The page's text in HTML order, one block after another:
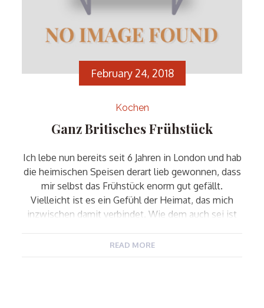
February 24, 2018
Kochen
Ganz Britisches Frühstück
Ich lebe nun bereits seit 6 Jahren in London und hab
die heimischen Speisen derart lieb gewonnen, dass
mir selbst das Frühstück enorm gut gefällt.
Vielleicht ist es ein Gefühl der Heimat, das mich
inzwischen damit verbindet. Wie dem auch sei ist
essen kann, aber ich mag […]
READ MORE